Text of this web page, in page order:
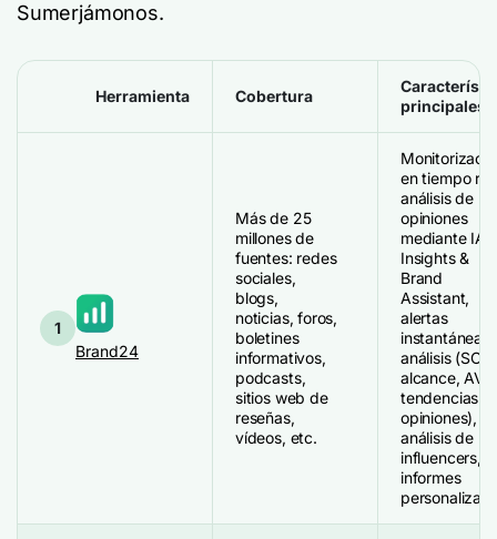
Sumerjámonos.
Herramienta Cobertura
principales
1
Brand24
Más de 25
millones de
fuentes: redes
sociales,
blogs,
noticias, foros,
boletines
informativos,
podcasts,
sitios web de
reseñas,
vídeos, etc.
en tiempo
análisis de
opiniones
mediante IA,
Insights &
Brand
Assistant,
alertas
instantáneas,
análisis (SOV,
alcance, AVE,
tendencias
opiniones),
análisis de
influencers,
informes